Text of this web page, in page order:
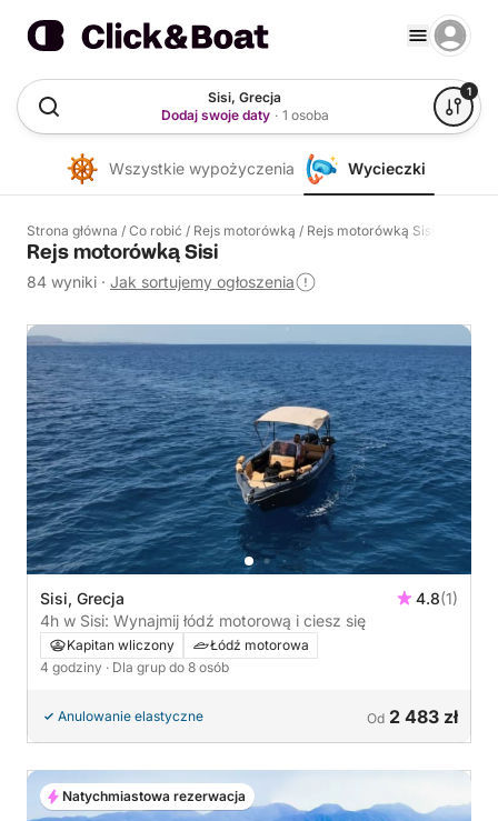
Sisi, Grecja
Dodaj swoje daty · 1 osoba
1
Wszystkie wypożyczenia Wycieczki
Strona główna / Co robić / Rejs motorówką / Rejs motorówką Sisi
Rejs motorówką Sisi
84 wyniki · Jak sortujemy ogłoszenia
Sisi, Grecja 4.8(1)
4h w Sisi: Wynajmij łódź motorową i ciesz się
Kapitan wliczony
Łódź motorowa
4 godziny · Dla grup do 8 osób
Anulowanie elastyczne Od 2 483 zł
Natychmiastowa rezerwacja